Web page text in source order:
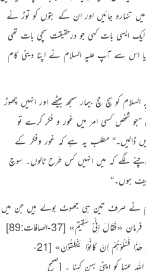
تنہارہ جائیں اور ان کے بتوں کو توڑ نے
ایسی بات کہی جو درحقیقت سچی بات تھی
اس سے آپ علیہ السلام نے اپنا دینی کام
کو سچ مچ بیمار سمجھ بیٹھے اور انہیں چھوڑ
”جو شخص کسی امر میں غور و فکر کرے تو
ڈالیں۔‏“مطلب یہ ہے کہ غور وفکر کے
لگے کہ میں انہیں کس طرح ٹالوں۔ سوچ
ہوں۔‏“
نے صرف تین ہی جھوٹ بولے ہیں جن میں
«فَقَالَ اِنِّىْ سَقِيْمٌ» [37-الصافات:89]
فَسْـَٔــلُوْهُمْ اِنْ كَانُوْا يَنْطِقُوْنَ»
[21-
عنہا کو اپنی بہن کہنا ۔ [صحیح